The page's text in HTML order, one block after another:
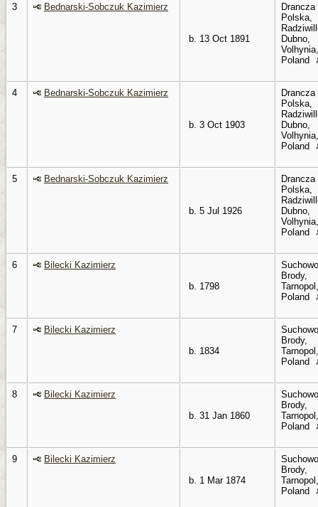
3 Bednarski-Sobczuk Kazimierz
b. 13 Oct 1891
Drancza
Polska,
Dubno,
Volhynia,
Poland
4 Bednarski-Sobczuk Kazimierz
b. 3 Oct 1903
Drancza
Polska,
Dubno,
Volhynia,
Poland
5 Bednarski-Sobczuk Kazimierz
b. 5 Jul 1926
Drancza
Polska,
Dubno,
Volhynia,
Poland
6
Bilecki Kazimierz
b. 1798
Brody,
Tarnopol,
Poland
7
Bilecki Kazimierz
b. 1834
Brody,
Tarnopol,
Poland
8
Bilecki Kazimierz
b. 31 Jan 1860
Brody,
Tarnopol,
Poland
9
Bilecki Kazimierz
b. 1 Mar 1874
Brody,
Tarnopol,
Poland